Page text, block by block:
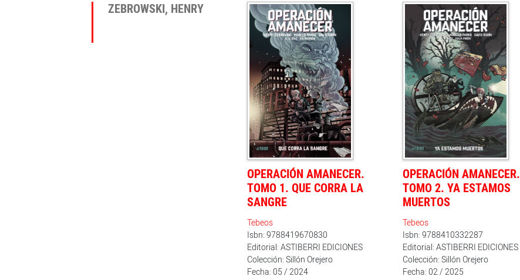
ZEBROWSKI, HENRY
OPERACIÓN AMANECER.
TOMO 1. QUE CORRA LA
SANGRE
Tebeos
Isbn: 9788419670830
Editorial: ASTIBERRI EDICIONES
Colección: Sillón Orejero
Fecha: 05 / 2024
OPERACIÓN AMANECER.
TOMO 2. YA ESTAMOS
MUERTOS
Tebeos
Isbn: 9788410332287
Editorial: ASTIBERRI EDICIONES
Colección: Sillón Orejero
Fecha: 02 / 2025